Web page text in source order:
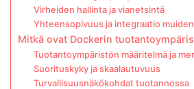
Virheiden hallinta ja vianetsintä
Yhteensopivuus ja integraatio
Mitkä ovat Dockerin
Tuotantoympäristön määritelmä ja
Suorituskyky ja skaalautuvuus
Turvallisuusnäkökohdat tuotannossa